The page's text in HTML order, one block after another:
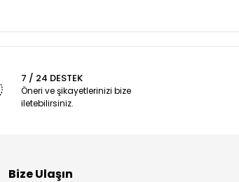
7 / 24 DESTEK
Öneri ve şikayetlerinizi bize
iletebilirsiniz.
Bize Ulaşın